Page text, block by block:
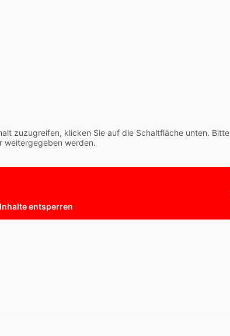
zuzugreifen, klicken Sie auf die Schaltfläche unten. Bitte
weitergegeben werden.
entsperren